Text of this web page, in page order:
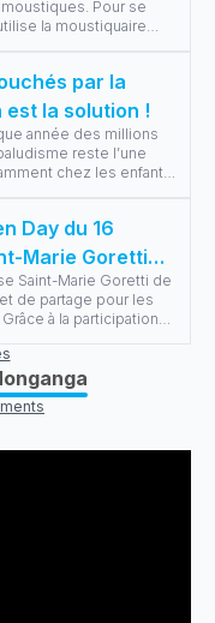
Pour se
la moustiquaire
par la
est la solution !
reste l’une
chez les enfants
Day du 16
Marie Goretti
Saint-Marie Goretti de
de partage pour les
à la participation